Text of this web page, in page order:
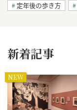
定年後の歩き方
新着記事
NEW